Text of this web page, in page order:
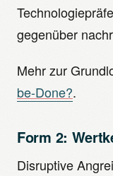
gegenüber
Mehr zur
be-Done?.
Form 2:
Disruptive